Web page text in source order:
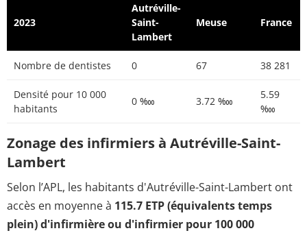
2023
Autréville-
Saint-
Lambert
Meuse France
Nombre de dentistes 0 67 38 281
Densité pour 10 000
habitants
0 ‱ 3.72 ‱
5.59
‱
Zonage des infirmiers à Autréville-Saint-
Lambert
Selon l’APL, les habitants d'Autréville-Saint-Lambert ont
accès en moyenne à 115.7 ETP (équivalents temps
plein) d'infirmière ou d'infirmier pour 100 000